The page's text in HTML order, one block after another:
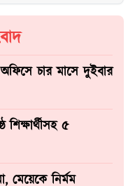
চার মাসে দুইবার
৫
মেয়েকে নির্মম